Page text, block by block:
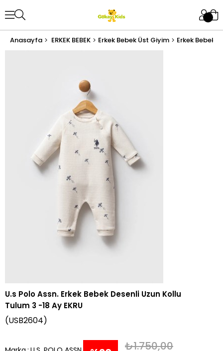
Anasayfa ERKEK BEBEK Erkek Bebek Üst Giyim Erkek Bebek
U.s Polo Assn. Erkek Bebek Desenli Uzun Kollu
Tulum 3 -18 Ay EKRU
(USB2604)
₺1.750,00